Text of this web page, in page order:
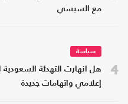
مع السيسي
4
سياسة
هل انهارت التهدئة السعودية
إعلامي واتهامات جديدة